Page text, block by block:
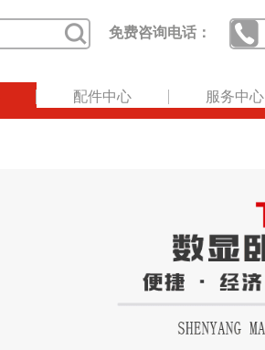
免费咨询电话：
配件中心 服务中心